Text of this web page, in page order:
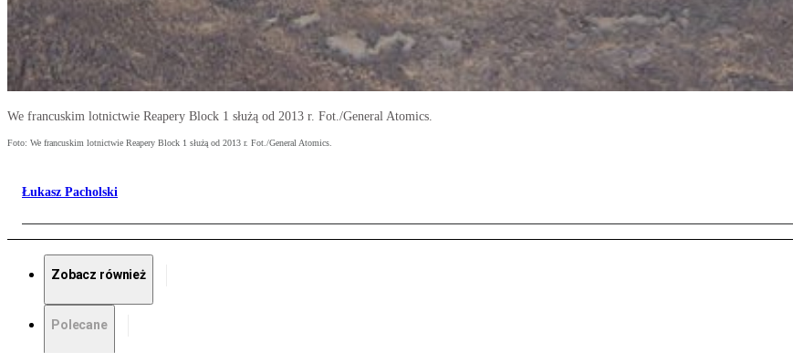
We francuskim lotnictwie Reapery Block 1 służą od 2013 r. Fot./General Atomics.
Foto: We francuskim lotnictwie Reapery Block 1 służą od 2013 r. Fot./General Atomics.
Łukasz Pacholski
Zobacz również
Polecane